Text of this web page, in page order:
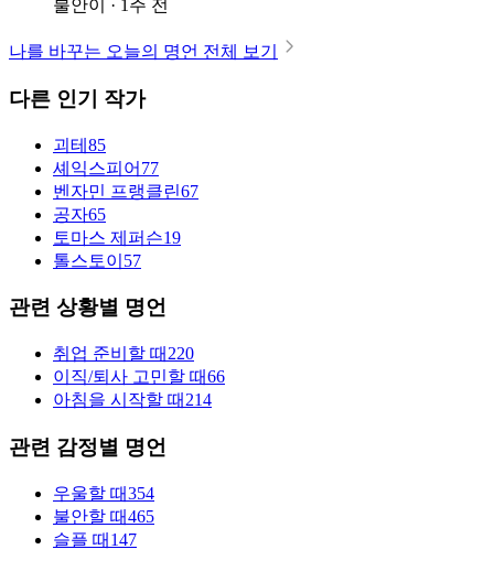
불안이 · 1주 전
나를 바꾸는 오늘의 명언 전체 보기
다른 인기 작가
괴테 85
셰익스피어 77
벤자민 프랭클린67
공자65
토마스 제퍼슨19
톨스토이 57
관련 상황별 명언
취업 준비할 때 220
이직/퇴사 고민할 때66
아침을 시작할 때 214
관련 감정별 명언
우울할 때354
불안할 때465
슬플 때 147